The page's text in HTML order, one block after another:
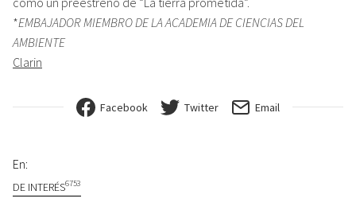
*EMBAJADOR MIEMBRO DE LA ACADEMIA DE CIENCIAS DEL
AMBIENTE
Clarin
Facebook Twitter Email
En:
DE INTERÉS6753